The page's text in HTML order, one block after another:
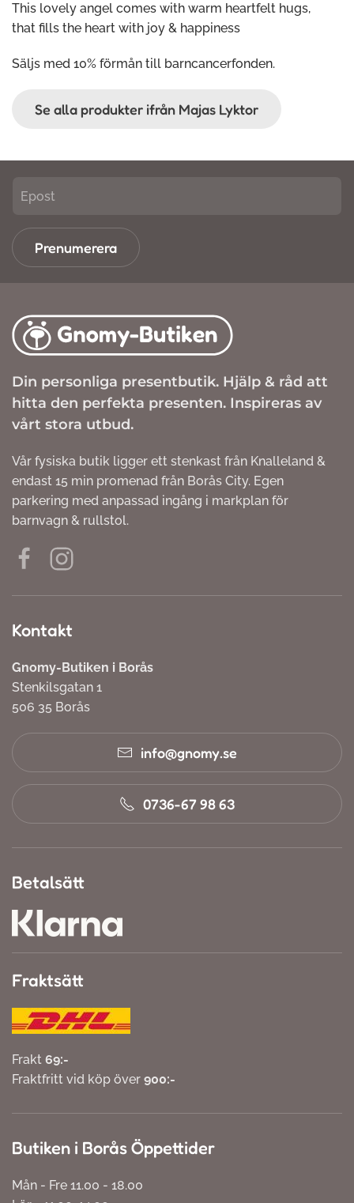
This lovely angel comes with warm heartfelt hugs,
that fills the heart with joy & happiness
Säljs med 10% förmån till barncancerfonden.
Se alla produkter ifrån Majas Lyktor
Prenumerera
Din personliga presentbutik. Hjälp & råd att
hitta den perfekta presenten. Inspireras av
vårt stora utbud.
Vår fysiska butik ligger ett stenkast från Knalleland &
endast 15 min promenad från Borås City. Egen
parkering med anpassad ingång i markplan för
barnvagn & rullstol.
Kontakt
Gnomy-Butiken i Borås
Stenkilsgatan 1
506 35 Borås
info@gnomy.se
0736-67 98 63
Betalsätt
Fraktsätt
Frakt 69:-
Fraktfritt vid köp över 900:-
Butiken i Borås Öppettider
Mån - Fre 11.00 - 18.00